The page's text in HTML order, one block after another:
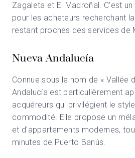
Zagaleta et El Madroñal. C'est
pour les acheteurs recherchant
restant proches des services de
Nueva Andalucía
Connue sous le nom de « Vallée
Andalucía est particulièrement
acquéreurs qui privilégient le
commodité. Elle propose un
et d'appartements modernes,
minutes de Puerto Banús.